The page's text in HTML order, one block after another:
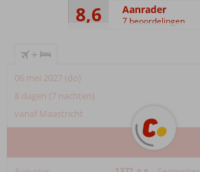
8,6 Aanrader
7 beoordelingen
+
06 mei 2027 (do)
8 dagen (7 nachten)
vanaf Maastricht